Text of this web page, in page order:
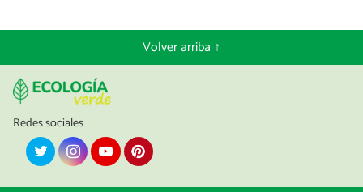
Volver arriba ↑
Redes sociales